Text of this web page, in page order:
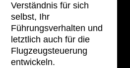
Verständnis für sich
selbst, Ihr
Führungsverhalten und
letztlich auch für die
Flugzeugsteuerung
entwickeln.